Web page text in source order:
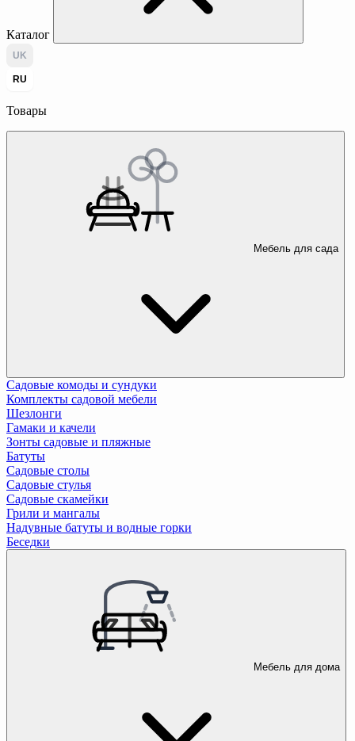
Каталог
UK
RU
Товары
Мебель для сада
Садовые комоды и сундуки
Комплекты садовой мебели
Шезлонги
Гамаки и качели
Зонты садовые и пляжные
Батуты
Садовые столы
Садовые стулья
Садовые скамейки
Грили и мангалы
Надувные батуты и водные горки
Беседки
Мебель для дома